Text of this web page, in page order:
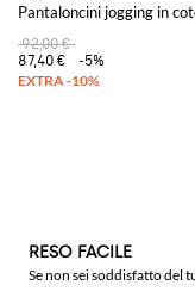
Pantaloncini jogging in
92,00 €
87,40 €
-5%
RESO FACILE
Se non sei soddisfatto del